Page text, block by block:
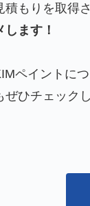
もりを取得
ます！
ペイントに
ぜひチェック